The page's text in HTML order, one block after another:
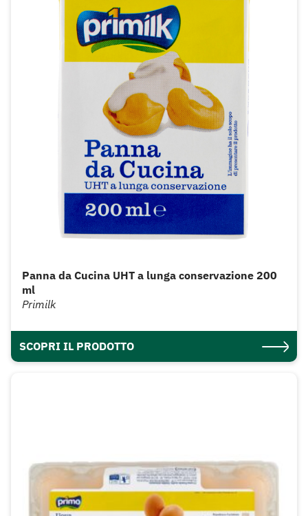
Panna da Cucina UHT a lunga conservazione 200
ml
Primilk
SCOPRI IL PRODOTTO